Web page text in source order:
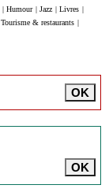
| Humour | Jazz | Livres |
Tourisme & restaurants |